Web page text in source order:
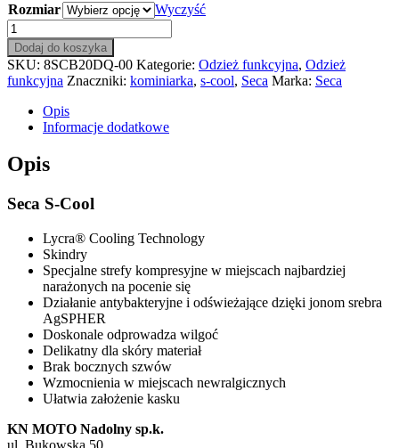
Rozmiar
Wyczyść
ilość
Seca
S-
Cool
Lady
Black
kominiarka
Dodaj do koszyka
SKU: 8SCB20DQ-00 Kategorie: Odzież funkcyjna, Odzież
funkcyjna Znaczniki: kominiarka, s-cool, Seca Marka: Seca
Opis
Informacje dodatkowe
Opis
Seca S-Cool
Lycra® Cooling Technology
Skindry
Specjalne strefy kompresyjne w miejscach najbardziej
narażonych na pocenie się
Działanie antybakteryjne i odświeżające dzięki jonom srebra
AgSPHER
Doskonale odprowadza wilgoć
Delikatny dla skóry materiał
Brak bocznych szwów
Wzmocnienia w miejscach newralgicznych
Ułatwia założenie kasku
KN MOTO Nadolny sp.k.
ul. Bukowska 50